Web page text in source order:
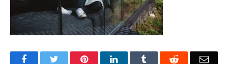
FacebookTwitter PinterestLinkedIn Tumblr Reddit